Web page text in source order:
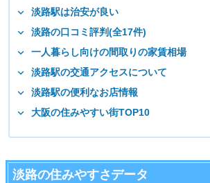
淡路駅は治安が良い
淡路の口コミ評判(全17件)
一人暮らし向けの間取りの家賃相場
淡路駅の交通アクセスについて
淡路駅の便利なお店情報
大阪の住みやすい街TOP10
淡路の住みやすさデータ